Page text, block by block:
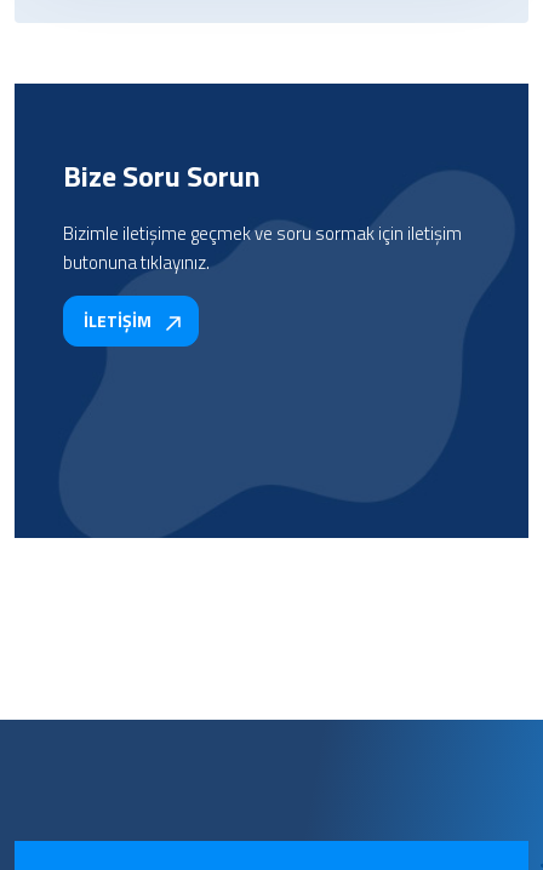
Bize Soru Sorun
Bizimle iletişime geçmek ve soru sormak için iletişim
butonuna tıklayınız.
İLETİŞİM